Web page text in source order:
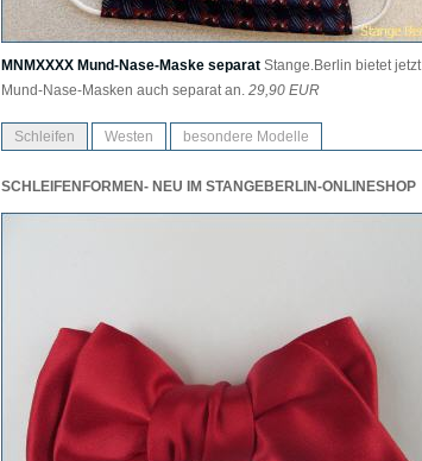
MNMXXXX Mund-Nase-Maske separat Stange.Berlin bietet jetzt
Mund-Nase-Masken auch separat an. 29,90 EUR
Schleifen Westen besondere Modelle
SCHLEIFENFORMEN- NEU IM STANGEBERLIN-ONLINESHOP